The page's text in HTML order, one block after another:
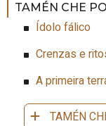
TAMÉN CHE
Ídolo fálico
Crenzas e
A primeira
TAMÉN